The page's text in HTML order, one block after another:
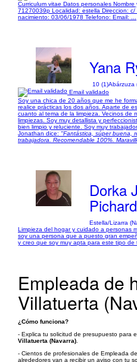
Curriculum vitae Datos personales
71270039p Localidad: estella Direccion:
nacimiento: 03/06/1978 Telefono: Email: ...
Yana
10 (1)Abárzuza
Email validado
Soy una chica de 20 años que me he
realice prácticas los dos años. Aparte de
cuanto al tema de la limpieza. Vecinos de
limpiezas. Soy muy detallista y
bien limpio y reluciente. Soy muy
Jonathan dice: "Fantástica, súper buena,
trabajadora. Recomendable 100%.
Dorka
Estella/Lizarra
Limpieza del hogar y cuidado a personas
soy una persona que a puesto gran
y creo que soy muy apta para este tipo de
Empleada de
Villatuerta
¿Cómo funciona?
- Explica tu solicitud de presupuesto para
Villatuerta (Navarra)
- Cientos de profesionales de Empleada
alrededores van a recibir un aviso con tu